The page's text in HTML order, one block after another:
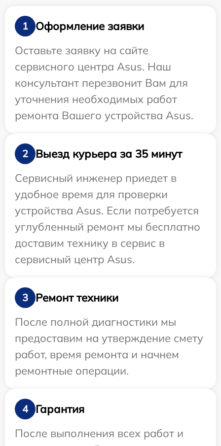
1
Оформление заявки
Оставьте заявку на сайте
сервисного центра Asus. Наш
консультант перезвонит Вам для
уточнения необходимых работ
ремонта Вашего устройства Asus.
2
Выезд курьера за 35 минут
Сервисный инженер приедет в
удобное время для проверки
устройства Asus. Если потребуется
углубленный ремонт мы бесплатно
доставим технику в сервис в
сервисный центр Asus.
3
Ремонт техники
После полной диагностики мы
предоставим на утверждение смету
работ, время ремонта и начнем
ремонтные операции.
4
Гарантия
После выполнения всех работ и